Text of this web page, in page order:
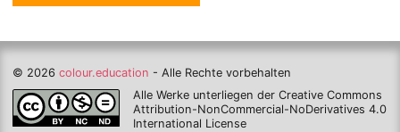
© 2026 colour.education - Alle Rechte vorbehalten
Alle Werke unterliegen der Creative Commons
Attribution-NonCommercial-NoDerivatives 4.0
International License